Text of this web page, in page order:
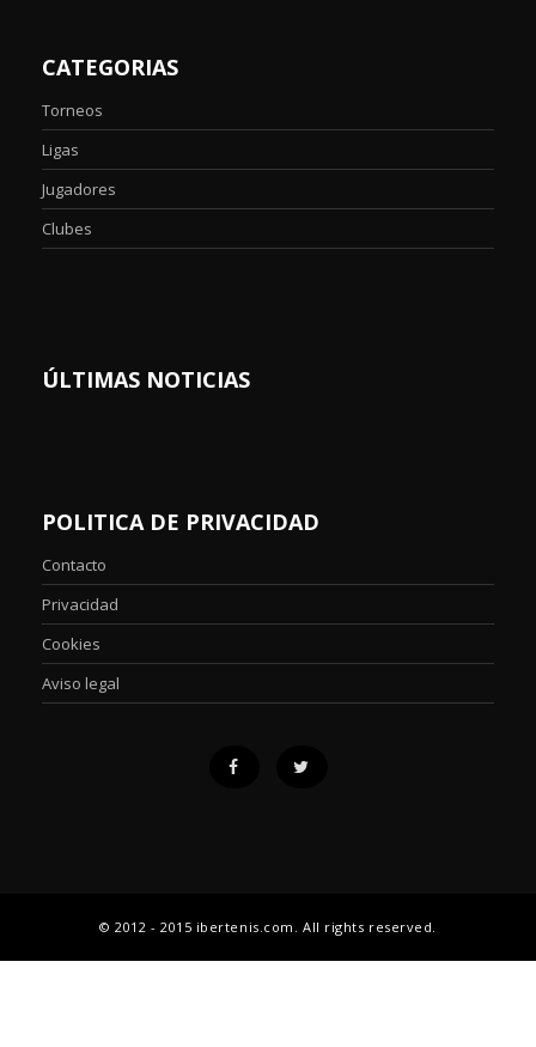
CATEGORIAS
Torneos
Ligas
Jugadores
Clubes
ÚLTIMAS NOTICIAS
POLITICA DE PRIVACIDAD
Contacto
Privacidad
Cookies
Aviso legal
© 2012 - 2015 ibertenis.com. All rights reserved.